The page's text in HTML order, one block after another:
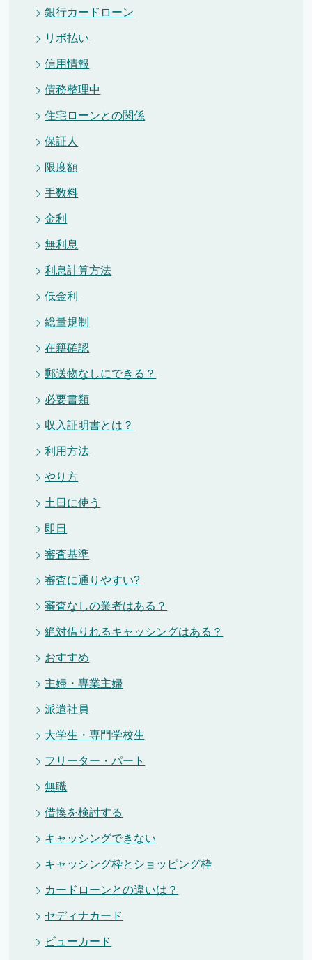
銀行カードローン
リボ払い
信用情報
債務整理中
住宅ローンとの関係
保証人
限度額
手数料
金利
無利息
利息計算方法
低金利
総量規制
在籍確認
郵送物なしにできる？
必要書類
収入証明書とは？
利用方法
やり方
土日に使う
即日
審査基準
審査に通りやすい?
審査なしの業者はある？
絶対借りれるキャッシングはある？
おすすめ
主婦・専業主婦
派遣社員
大学生・専門学校生
フリーター・パート
無職
借換を検討する
キャッシングできない
キャッシング枠とショッピング枠
カードローンとの違いは？
セディナカード
ビューカード